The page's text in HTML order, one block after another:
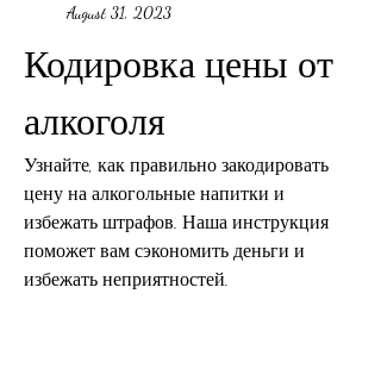
August 31, 2023
Кодировка цены от
алкоголя
Узнайте, как правильно закодировать
цену на алкогольные напитки и
избежать штрафов. Наша инструкция
поможет вам сэкономить деньги и
избежать неприятностей.